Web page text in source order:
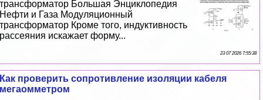
трaнcформатор Большая Энциклопедия
Нефти и Газа Модуляционный
трaнcформатор Кроме того, индуктивность
рассеяния искажает форму...
23 07 2026 7:55:38
Как проверить сопротивление изоляции кабеля
мегаомметром